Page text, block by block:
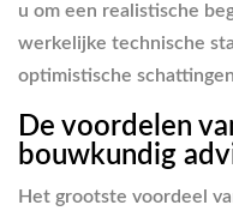
u om een realistische
werkelijke technische
optimistische
De voordelen
bouwkundig
Het grootste voordeel